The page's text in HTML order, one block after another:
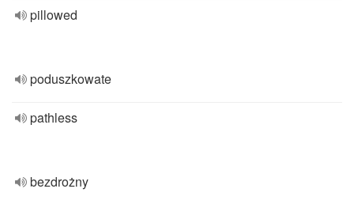
pillowed
poduszkowate
pathless
bezdrożny